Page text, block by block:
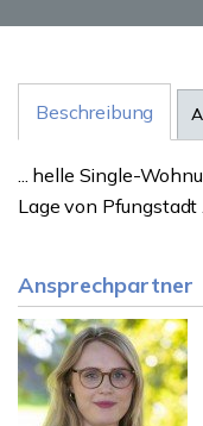
Beschreibung
... helle Single-
Lage von Pfungstadt
Ansprechpartner